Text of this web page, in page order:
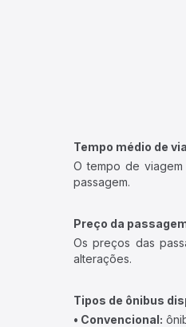
Tempo médio de
O tempo de
passagem.
Preço da
Os preços das
alterações.
Tipos de ônibus
• Convencional: